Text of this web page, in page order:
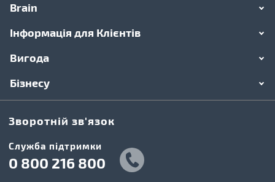
Brain
Інформація для Клієнтів
Вигода
Бізнесу
Зворотній зв'язок
Cлужба підтримки
0 800 216 800